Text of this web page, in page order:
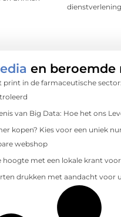
dienstverlening
en beroemde
print in de farmaceutische
van Big Data: Hoe het ons
kopen? Kies voor een uniek
webshop
hoogte met een lokale krant
drukken met aandacht voor u